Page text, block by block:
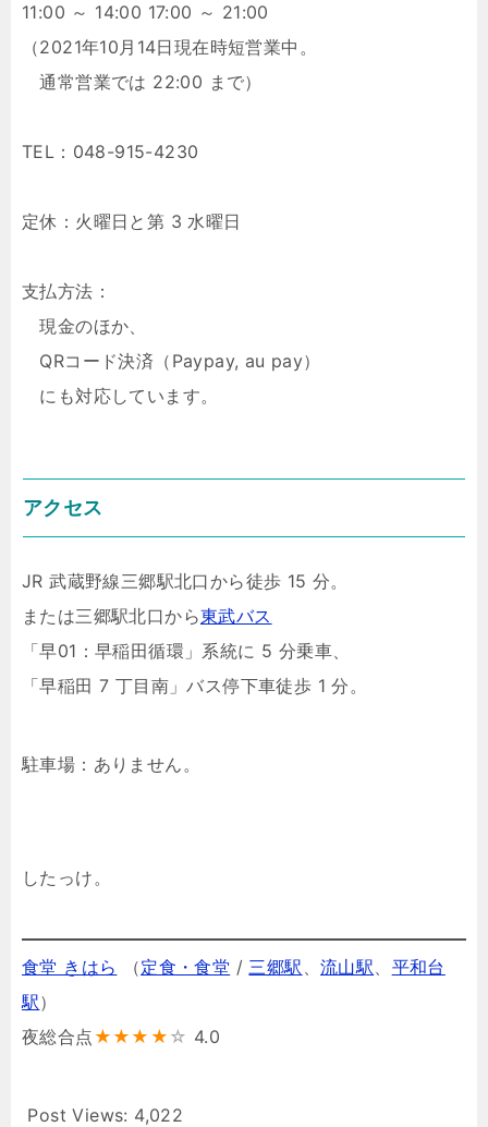
11:00 ～ 14:00 17:00 ～ 21:00
（2021年10月14日現在時短営業中。
通常営業では 22:00 まで）
TEL：048-915-4230
定休：火曜日と第 3 水曜日
支払方法：
現金のほか、
QRコード決済（Paypay, au pay）
にも対応しています。
アクセス
JR 武蔵野線三郷駅北口から徒歩 15 分。
または三郷駅北口から東武バス
「早01：早稲田循環」系統に 5 分乗車、
「早稲田 7 丁目南」バス停下車徒歩 1 分。
駐車場：ありません。
したっけ。
食堂 きはら （定食・食堂 /三郷駅 、流山駅、 平和台
駅）
夜総合点 ★★★★ ☆ 4.0
Post Views: 4,022